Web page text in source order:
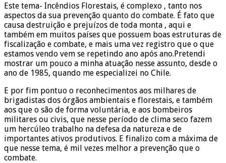
Este tema- Incêndios Florestais, é complexo , tanto nos
aspectos da sua prevenção quanto do combate. É fato que
causa destruição e prejuízos de toda monta , aqui e
também em muitos países que possuem boas estruturas de
fiscalização e combate, e mais uma vez registro que o que
estamos vendo vem se repetindo ano após ano.Pretendi
mostrar um pouco a minha atuação nesse assunto, desde o
ano de 1985, quando me especializei no Chile.
E por fim pontuo o reconhecimentos aos milhares de
brigadistas dos órgãos ambientais e florestais, e também
aos que o são de forma voluntária, e aos bombeiros
militares ou civis, que nesse período de clima seco fazem
um hercúleo trabalho na defesa da natureza e de
importantes ativos produtivos. E finalizo com a máxima de
que nesse tema, é mil vezes melhor a prevenção que o
combate.